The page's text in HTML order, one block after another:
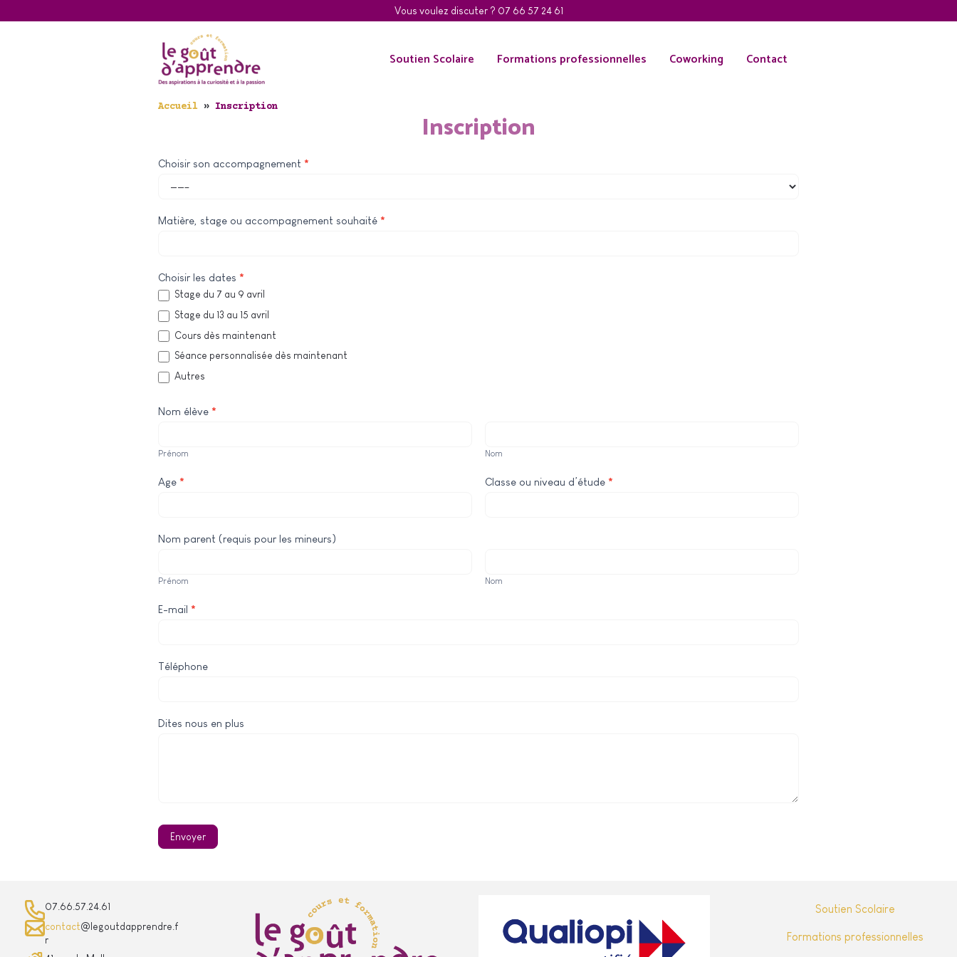
au
Vous voulez discuter ? 07 66 57 24 61
Soutien Scolaire Formations professionnelles Coworking Contact
Accueil » Inscription
Inscription
Inscription
Choisir son accompagnement *
Matière, stage ou accompagnement souhaité *
Choisir les dates *
Stage du 7 au 9 avril
Stage du 13 au 15 avril
Cours dès maintenant
Séance personnalisée dès maintenant
Autres
Nom élève *
Prénom Nom
Age * Classe ou niveau d’étude *
Nom parent (requis pour les mineurs)
Prénom Nom
E-mail *
Téléphone
Dites nous en plus
Envoyer
07.66.57.24.61
contact@legoutdapprendre.f
r
Soutien Scolaire
Formations professionnelles